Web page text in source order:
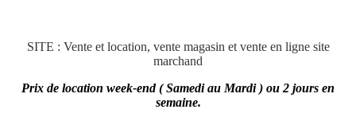
SITE : Vente et location, vente magasin et vente en ligne site
marchand
Prix de location week-end ( Samedi au Mardi ) ou 2 jours en
semaine.